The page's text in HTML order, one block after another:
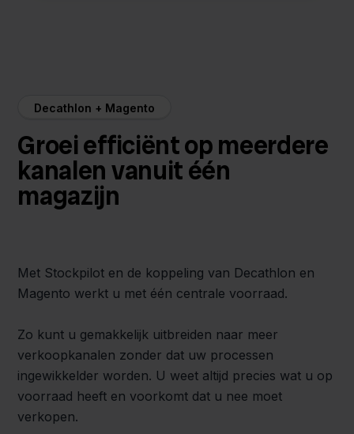
Decathlon + Magento
Groei efficiënt op meerdere
kanalen vanuit één
magazijn
Met Stockpilot en de koppeling van Decathlon en
Magento werkt u met één centrale voorraad.
Zo kunt u gemakkelijk uitbreiden naar meer
verkoopkanalen zonder dat uw processen
ingewikkelder worden. U weet altijd precies wat u op
voorraad heeft en voorkomt dat u nee moet
verkopen.